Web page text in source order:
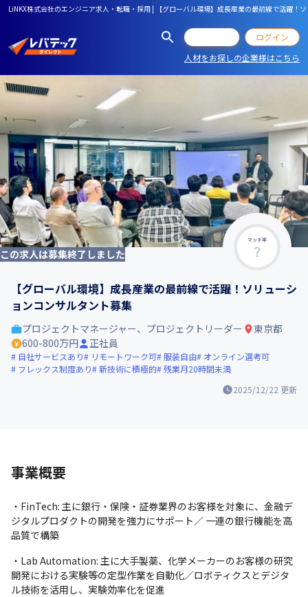
LiNKX株式会社のエンジニア求人・転職・採用 | 【グローバル環境】成長産業の最前線で活躍！
ログイン
人材をお探しの企業様はこちら
マッチ率
この求人は募集終了しました
【グローバル環境】成長産業の最前線で活躍！ソリューシ
ョンコンサルタント募集
2025/12/22 更新
プロジェクトマネージャー、プロジェクトリーダー
東京都
600-800万円
正社員
自社サービスあり リモートワーク可 服装自由
オンライン選考可
フレックス制度あり
新技術に積極的 残業月20時間未満
事業概要
・FinTech: 主に銀行・保険・証券業界のお客様を対象に、金融デ
ジタルプロダクトの開発を強力にサポート／ 一連の銀行機能を高
品質で構築
・Lab Automation: 主に大手製薬、化学メーカーのお客様の研究
開発における実験等の定型作業を自動化／ロボティクスとデジタ
ル技術を活用し、実験効率化を促進